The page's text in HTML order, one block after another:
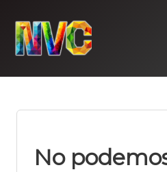
content
No